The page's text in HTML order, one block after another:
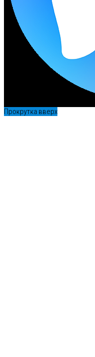
Прокрутка вверх